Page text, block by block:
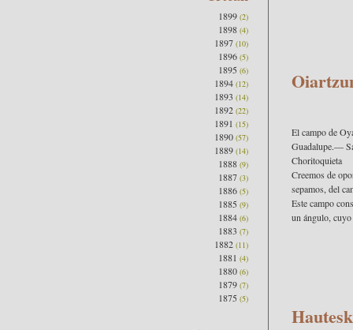
El campo de
Guadalupe.—
Choritoquieta
Creemos de
sepamos, del
Este campo
un ángulo,
1899 (2)
1898 (4)
1897 (10)
1896 (5)
1895 (6)
1894 (12)
1893 (14)
1892 (22)
1891 (15)
1890 (57)
1889 (14)
1888 (9)
1887 (3)
1886 (5)
1885 (9)
1884 (6)
1883 (7)
1882 (11)
1881 (4)
1880 (6)
1879 (7)
1875 (5)